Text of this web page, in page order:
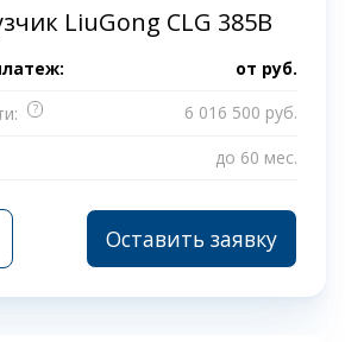
LiuGong CLG 385B
от руб.
?
6 016 500 руб.
до 60 мес.
Оставить заявку